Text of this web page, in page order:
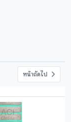
หน้าถัดไป